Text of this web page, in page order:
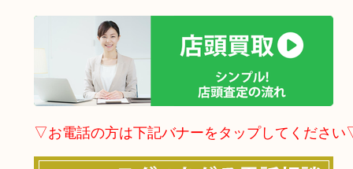
▽お電話の方は下記バナーをタップしてくださ